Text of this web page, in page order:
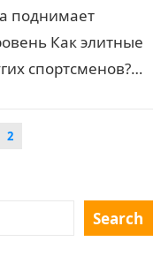
поднимает
Как элитные
спортсменов?
2
Search